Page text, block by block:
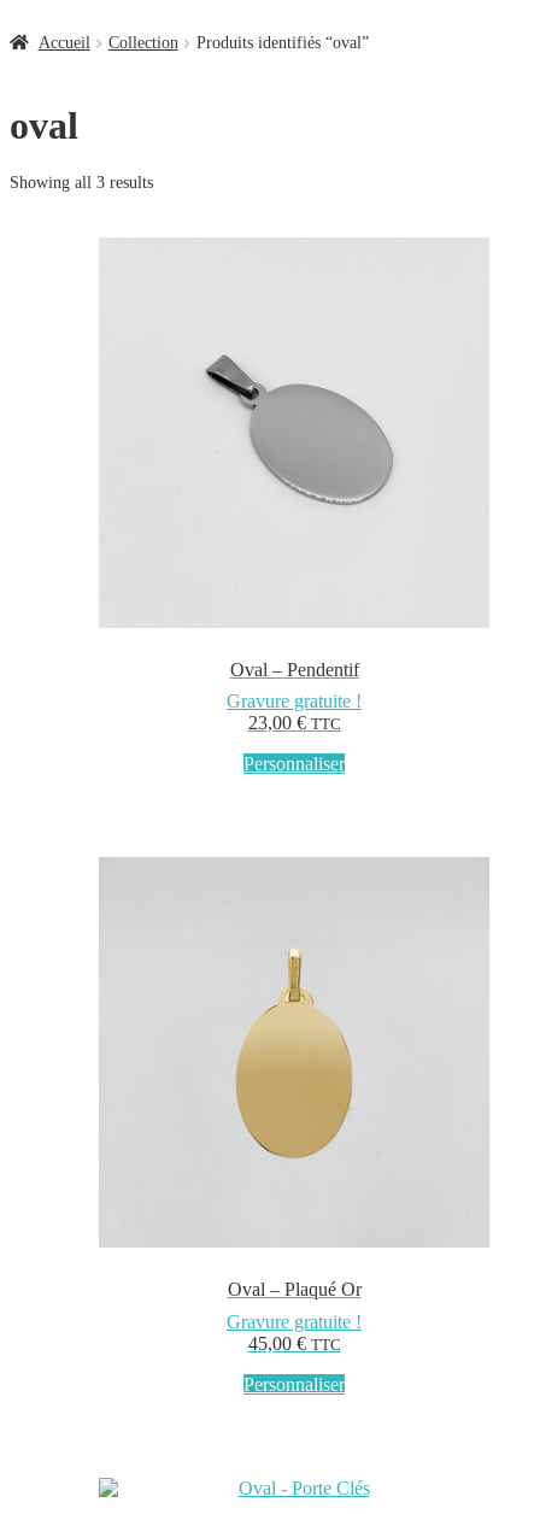
Accueil Collection Produits identifiés “oval”
oval
Showing all 3 results
Oval – Pendentif
Gravure gratuite !
23,00 € TTC
Personnaliser
Oval – Plaqué Or
Gravure gratuite !
45,00 € TTC
Personnaliser